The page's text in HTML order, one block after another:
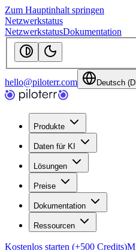
Zum Hauptinhalt springen
Netzwerkstatus
NetzwerkstatusDokumentation
hello@piloterr.com Deutsch
Produkte
Daten für KI
Lösungen
Preise
Dokumentation
Ressourcen
Kostenlos starten (+500 Credits)